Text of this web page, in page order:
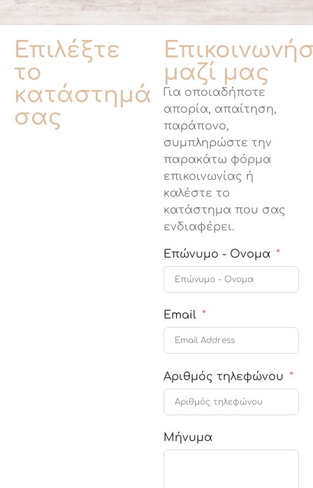
Επιλέξτε
το
κατάστημά
σας
μαζί μας
Για οποιαδήποτε
απορία, απαίτηση,
παράπονο,
συμπληρώστε την
παρακάτω φόρμα
επικοινωνίας ή
καλέστε το
κατάστημα που σας
ενδιαφέρει.
Επώνυμο - Oνομα
Email
Αριθμός τηλεφώνου
Μήνυμα